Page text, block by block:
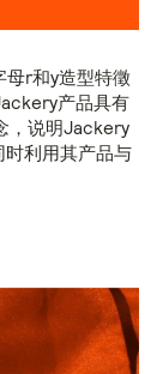
母r和y造型特徵
产品具有
，说明Jackery
时利用其产品与